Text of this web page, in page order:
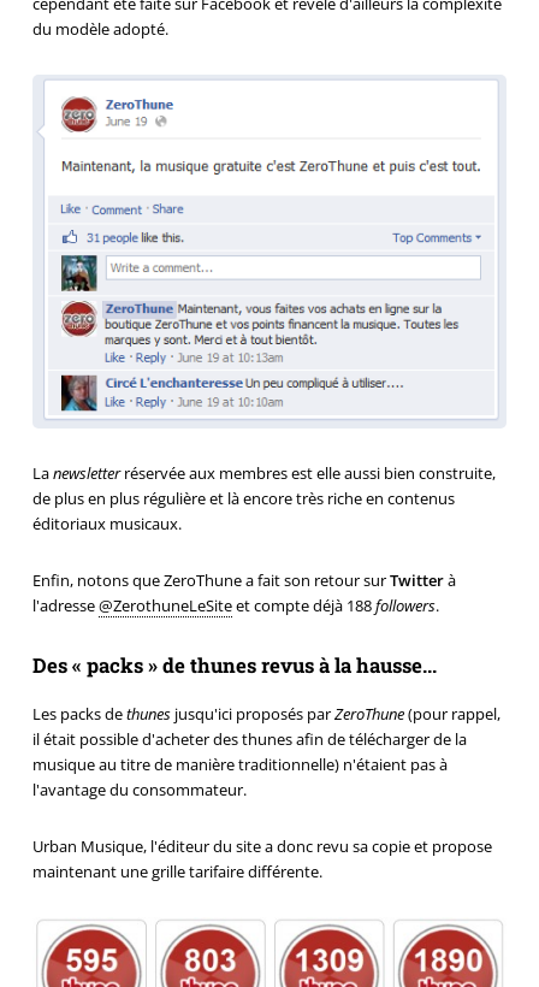
du modèle adopté.
Lanewsletterréservée aux membres est elle aussi bien construite,
de plus en plus régulière et là encore très riche en contenus
éditoriaux musicaux.
Enfin, notons que ZeroThune a fait son retour surTwitterà
l'adresse@ZerothuneLeSiteet compte déjà 188followers.
Des « packs » de thunes revus à la hausse...
Les packs dethunesjusqu'ici proposés parZeroThune(pour rappel,
il était possible d'acheter des thunes afin de télécharger de la
musique au titre de manière traditionnelle) n'étaient pas à
l'avantage du consommateur.
Urban Musique, l'éditeur du site a donc revu sa copie et propose
maintenant une grille tarifaire différente.